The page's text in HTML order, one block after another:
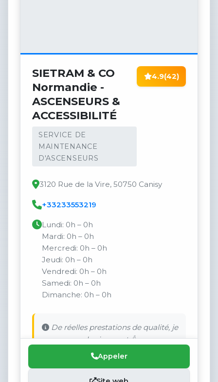
SIETRAM & CO
Normandie -
ASCENSEURS &
ACCESSIBILITÉ
SERVICE DE
MAINTENANCE
D'ASCENSEURS
4.9(42)
3120 Rue de la Vire, 50750 Canisy
+33233553219
Lundi: 0h – 0h
Mardi: 0h – 0h
Mercredi: 0h – 0h
Jeudi: 0h – 0h
Vendredi: 0h – 0h
Samedi: 0h – 0h
Dimanche: 0h – 0h
De réelles prestations de qualité, je
recommande vivement 👍
Appeler